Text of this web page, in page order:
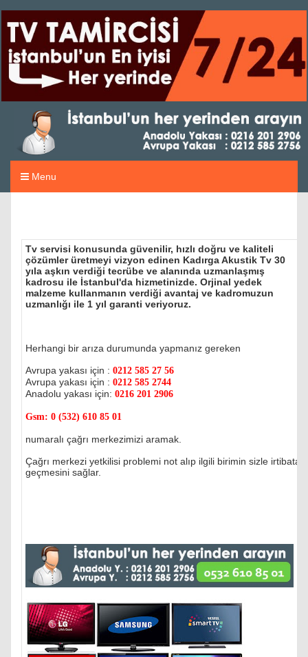
Menu
Tv servisi konusunda güvenilir, hızlı doğru ve kaliteli
çözümler üretmeyi vizyon edinen Kadırga Akustik Tv 30
yıla aşkın verdiği tecrübe ve alanında uzmanlaşmış
kadrosu ile İstanbul'da hizmetinizde. Orjinal yedek
malzeme kullanmanın verdiği avantaj ve kadromuzun
uzmanlığı ile 1 yıl garanti veriyoruz.
Herhangi bir arıza durumunda yapmanız gereken
Avrupa yakası için : 0212 585 27 56
Avrupa yakası için : 0212 585 2744
Anadolu yakası için: 0216 201 2906
Gsm: 0 (532) 610 85 01
numaralı çağrı merkezimizi aramak.
Çağrı merkezi yetkilisi problemi not alıp ilgili birimin sizle irtibata
geçmesini sağlar.